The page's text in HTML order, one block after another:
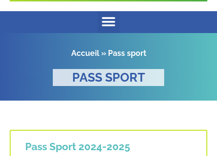
Accueil» Pass sport
PASS SPORT
Pass Sport 2024-2025